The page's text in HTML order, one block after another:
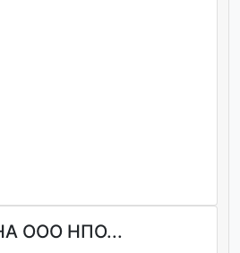
ООО НПО...